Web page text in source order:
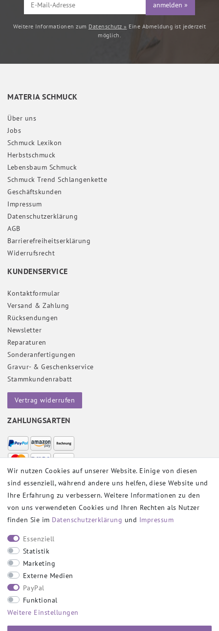
anmelden »
Weitere Informationen zum Datenschutz » Eine Abmeldung ist jederzeit
möglich.
MATERIA SCHMUCK
Über uns
Jobs
Schmuck Lexikon
Herbstschmuck
Lebensbaum Schmuck
Schmuck Trend Schlangenkette
Geschäftskunden
Impressum
Daten­schutz­erklärung
AGB
Barrierefreiheitserklärung
Widerrufs­recht
KUNDENSERVICE
Kontaktformular
Versand & Zahlung
Rücksendungen
Newsletter
Reparaturen
Sonderanfertigungen
Gravur- & Geschenkservice
Stammkundenrabatt
Vertrag widerrufen
ZAHLUNGSARTEN
VERSANDPARTNER
SOCIAL
SICHER EINKAUFEN
Wir nutzen Cookies auf unserer Website. Einige von diesen
sind essenziell, während andere uns helfen, diese Website und
Ihre Erfahrung zu verbessern. Weitere Informationen zu den
von uns verwendeten Cookies und Ihren Rechten als Nutzer
finden Sie im Daten­schutz­erklärung und Impressum
Essenziell
Statistik
Marketing
Externe Medien
PayPal
Funktional
Weitere Einstellungen